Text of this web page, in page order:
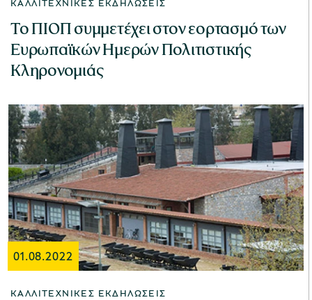
Το ΠΙΟΠ συμμετέχει στον εορτασμό των
Ευρωπαϊκών Ημερών Πολιτιστικής
Κληρονομιάς
01.08.2022
ΚΑΛΛΙΤΕΧΝΙΚΈΣ ΕΚΔΗΛΏΣΕΙΣ